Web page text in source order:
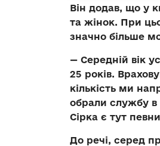
Він додав, що у
та жінок. При
значно більше
— Середній вік
25 років.
кількість ми
обрали службу в
Сірка є тут
До речі, серед